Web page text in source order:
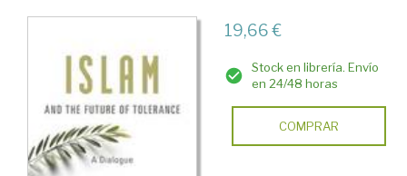
19,66 €
Stock en librería. Envío
en 24/48 horas
COMPRAR